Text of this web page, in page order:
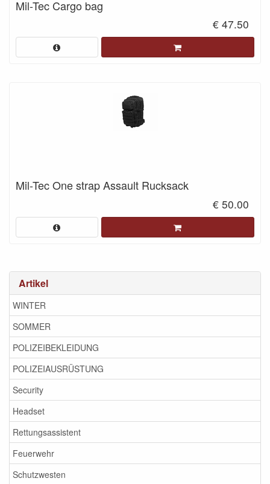
Artikel
WINTER
SOMMER
POLIZEIBEKLEIDUNG
POLIZEIAUSRÜSTUNG
Security
Headset
Rettungsassistent
Feuerwehr
Schutzwesten
Mil-Tec Cargo bag
€ 47.50
Mil-Tec One strap Assault Rucksack
€ 50.00